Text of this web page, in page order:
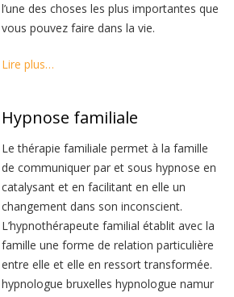
l’une des choses les plus importantes que
vous pouvez faire dans la vie.
Lire plus…
Hypnose familiale
Le thérapie familiale permet à la famille
de communiquer par et sous hypnose en
catalysant et en facilitant en elle un
changement dans son inconscient.
L’hypnothérapeute familial établit avec la
famille une forme de relation particulière
entre elle et elle en ressort transformée.
hypnologue bruxelles hypnologue namur